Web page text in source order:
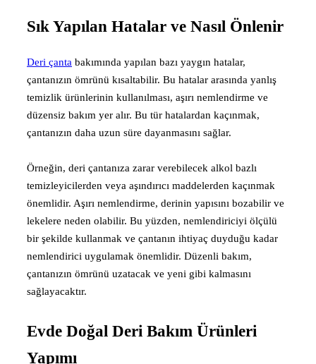
Sık Yapılan Hatalar ve Nasıl Önlenir
Deri çanta bakımında yapılan bazı yaygın hatalar,
çantanızın ömrünü kısaltabilir. Bu hatalar arasında yanlış
temizlik ürünlerinin kullanılması, aşırı nemlendirme ve
düzensiz bakım yer alır. Bu tür hatalardan kaçınmak,
çantanızın daha uzun süre dayanmasını sağlar.
Örneğin, deri çantanıza zarar verebilecek alkol bazlı
temizleyicilerden veya aşındırıcı maddelerden kaçınmak
önemlidir. Aşırı nemlendirme, derinin yapısını bozabilir ve
lekelere neden olabilir. Bu yüzden, nemlendiriciyi ölçülü
bir şekilde kullanmak ve çantanın ihtiyaç duyduğu kadar
nemlendirici uygulamak önemlidir. Düzenli bakım,
çantanızın ömrünü uzatacak ve yeni gibi kalmasını
sağlayacaktır.
Evde Doğal Deri Bakım Ürünleri
Yapımı